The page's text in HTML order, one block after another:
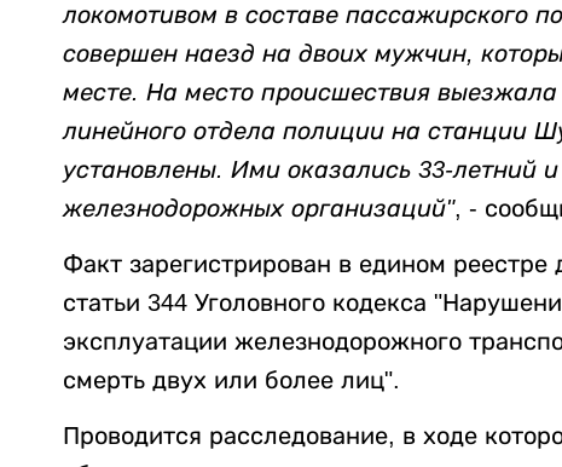
локомотивом в составе пассажирского
совершен наезд на двоих мужчин,
месте. На место происшествия выезжала
линейного отдела полиции на станции
установлены. Ими оказались 33-летний
железнодорожных организаций", -
Факт зарегистрирован в едином
статьи 344 Уголовного кодекса
эксплуатации железнодорожного
смерть двух или более лиц".
Проводится расследование, в ходе